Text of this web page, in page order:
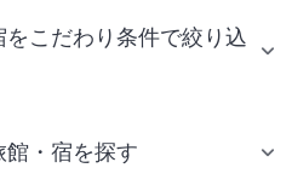
こだわり条件で絞り込
・宿を探す